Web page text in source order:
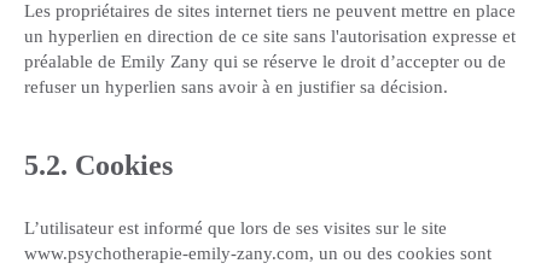
Les propriétaires de sites internet tiers ne peuvent mettre en place
un hyperlien en direction de ce site sans l'autorisation expresse et
préalable de Emily Zany qui se réserve le droit d’accepter ou de
refuser un hyperlien sans avoir à en justifier sa décision.
5.2. Cookies
L’utilisateur est informé que lors de ses visites sur le site
www.psychotherapie-emily-zany.com, un ou des cookies sont